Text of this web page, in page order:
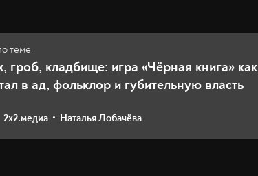
гроб, кладбище: игра «Чёрная книга» как
в ад, фольклор и губительную власть
2х2.медиа Наталья Лобачёва